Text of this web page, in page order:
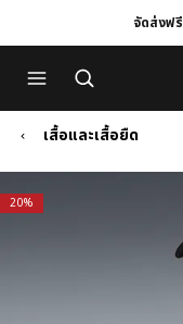
to
Main
content
to
Footer
Content
จัดส่งฟรี
เสื้อและเสื้อยืด
20%